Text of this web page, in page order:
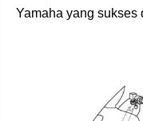
Yamaha yang